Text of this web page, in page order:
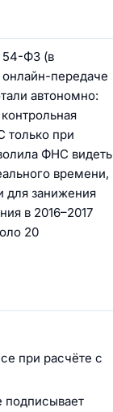
54-ФЗ (в
онлайн-передаче
автономно:
только при
ФНС видеть
времени,
для занижения
в 2016–2017
20
при расчёте с
подписывает